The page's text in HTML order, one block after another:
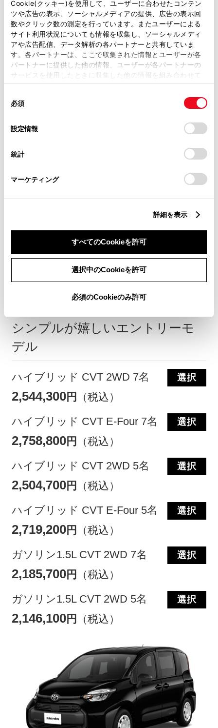
Cookie(クッキー)を使用して、ユーザーに合わせたコンテン
ツや広告の表示、ソーシャルメディアの提供、広告の表示回
数やクリック数の測定を行っています。またユーザーによる
サイト利用状況についても情報を収集し、ソーシャルメディ
アや広告配信、データ解析の各パートナーと共有していま
す。各パートナーは、ここで収集された情報とユーザーが各
パートナーに提供した他の情報、ユーザーが各パートナーの
サービスを使用したときに収集した他の情報を組み合わせて
使用することがあります。当ウェブサイトの使用を続行する
デバイスにすべてのCookie(クッキー)が保存されることに同
意したことになります。Cookie(クッキー)のオプトアウト、
設定の変更、同意を撤回したりするにあたっては、当社の
「Cookie（クッキー）情報の取り扱いについて
」をご覧くだ
必須
設定情報
統計
マーケティング
詳細を表示
すべてのCookieを許可
選択中のCookieを許可
必須のCookieのみ許可
ガソリン1.5L CVT 2WD 5名
2,487,100円（税込）
選択
このグレードの特徴を表示
シンプルが嬉しいエントリーモ
デル
ハイブリッド CVT 2WD 7名
2,544,300円 （税込）
選択
ハイブリッド CVT E-Four 7名
2,758,800円 （税込）
選択
ハイブリッド CVT 2WD 5名
2,504,700円 （税込）
選択
ハイブリッド CVT E-Four 5名
2,719,200円 （税込）
選択
ガソリン1.5L CVT 2WD 7名
2,185,700円 （税込）
選択
ガソリン1.5L CVT 2WD 5名
2,146,100円 （税込）
選択